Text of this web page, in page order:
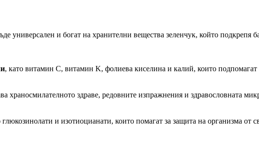
универсален и богат на хранителни вещества зеленчук, който подкрепя
, като витамин C, витамин K, фолиева киселина и калий, които
храносмилателното здраве, редовните изпражнения и здравословната
глюкозинолати и изотиоцианати, които помагат за защита на организма от